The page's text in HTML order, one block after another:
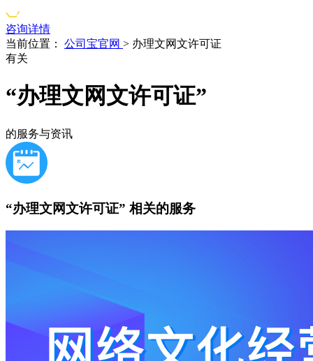
咨询详情
当前位置：
公司宝官网 > 办理文网文许可证
有关
“办理文网文许可证”
的服务与资讯
“办理文网文许可证” 相关的服务